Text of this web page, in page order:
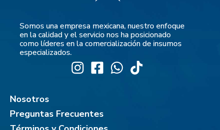
Somos una empresa mexicana, nuestro enfoque
en la calidad y el servicio nos ha posicionado
como líderes en la comercialización de insumos
especializados.
Nosotros
Preguntas Frecuentes